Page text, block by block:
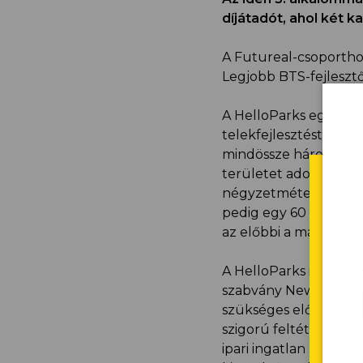
díjátadót, ahol két
A Futureal-
Legjobb BTS-
A HelloParks egy
telekfejlesztéstől
mindössze három
területet adott át
négyzetméteres
pedig egy 60 ezer
az előbbi a második,
A HelloParks idén
szabvány New
szükséges
szigorú feltételek
ipari ingatlan